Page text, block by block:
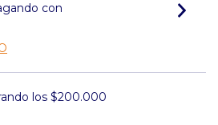
con
los$200.000